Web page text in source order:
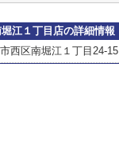
江１丁目店の詳細情報
西区南堀江１丁目24-15